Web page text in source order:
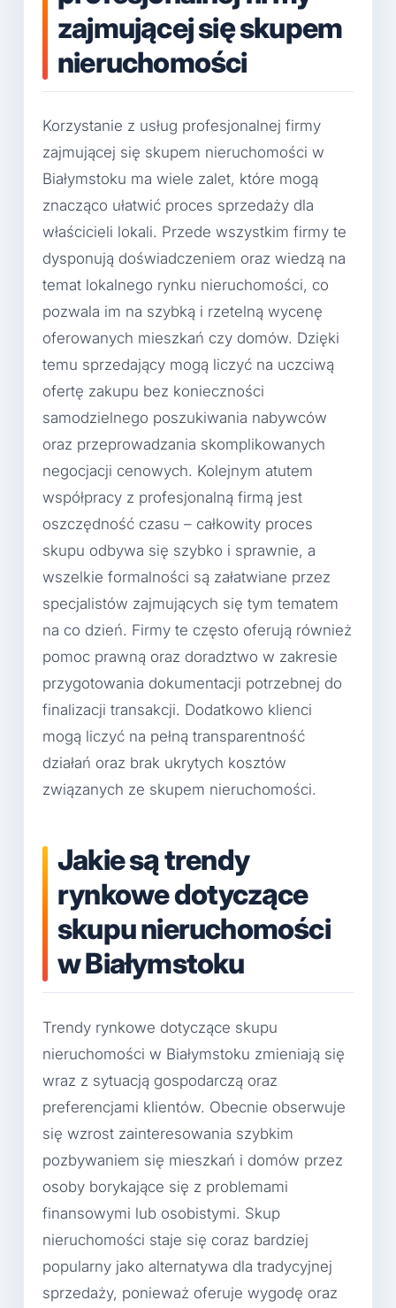
zajmującej się skupem
nieruchomości
Korzystanie z usług profesjonalnej firmy
zajmującej się skupem nieruchomości w
Białymstoku ma wiele zalet, które mogą
znacząco ułatwić proces sprzedaży dla
właścicieli lokali. Przede wszystkim firmy te
dysponują doświadczeniem oraz wiedzą na
temat lokalnego rynku nieruchomości, co
pozwala im na szybką i rzetelną wycenę
oferowanych mieszkań czy domów. Dzięki
temu sprzedający mogą liczyć na uczciwą
ofertę zakupu bez konieczności
samodzielnego poszukiwania nabywców
oraz przeprowadzania skomplikowanych
negocjacji cenowych. Kolejnym atutem
współpracy z profesjonalną firmą jest
oszczędność czasu – całkowity proces
skupu odbywa się szybko i sprawnie, a
wszelkie formalności są załatwiane przez
specjalistów zajmujących się tym tematem
na co dzień. Firmy te często oferują również
pomoc prawną oraz doradztwo w zakresie
przygotowania dokumentacji potrzebnej do
finalizacji transakcji. Dodatkowo klienci
mogą liczyć na pełną transparentność
działań oraz brak ukrytych kosztów
związanych ze skupem nieruchomości.
Jakie są trendy
rynkowe dotyczące
skupu nieruchomości
w Białymstoku
Trendy rynkowe dotyczące skupu
nieruchomości w Białymstoku zmieniają się
wraz z sytuacją gospodarczą oraz
preferencjami klientów. Obecnie obserwuje
się wzrost zainteresowania szybkim
pozbywaniem się mieszkań i domów przez
osoby borykające się z problemami
finansowymi lub osobistymi. Skup
nieruchomości staje się coraz bardziej
popularny jako alternatywa dla tradycyjnej
sprzedaży, ponieważ oferuje wygodę oraz